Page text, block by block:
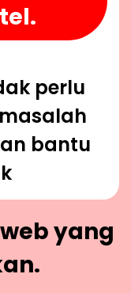
perlu
bantu
yang